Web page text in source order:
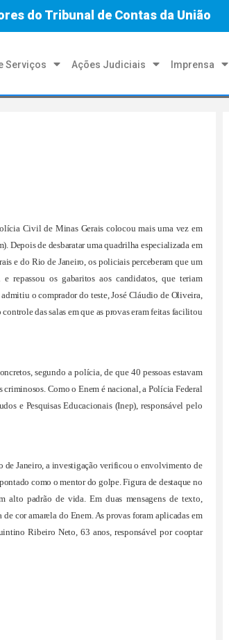
do Tribunal de Contas da União
Serviços Ações Judiciais Imprensa
Civil de Minas Gerais colocou mais uma vez em
Depois de desbaratar uma quadrilha especializada em
e do Rio de Janeiro, os policiais perceberam que um
os gabaritos aos candidatos, que teriam
o comprador do teste, José Cláudio de Oliveira,
das salas em que as provas eram feitas facilitou
segundo a polícia, de que 40 pessoas estavam
criminosos. Como o Enem é nacional, a Polícia Federal
e Pesquisas Educacionais (Inep), responsável pelo
de Janeiro, a investigação verificou o envolvimento de
como o mentor do golpe. Figura de destaque no
alto padrão de vida. Em duas mensagens de texto,
cor amarela do Enem. As provas foram aplicadas em
Ribeiro Neto, 63 anos, responsável por cooptar